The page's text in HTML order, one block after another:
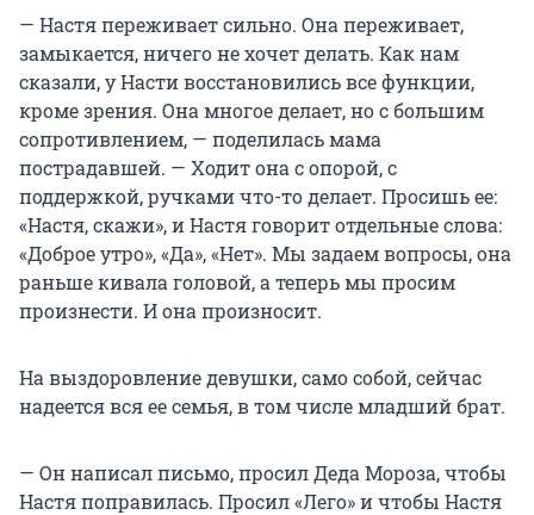
— Настя переживает сильно. Она переживает,
замыкается, ничего не хочет делать. Как нам
сказали, у Насти восстановились все функции,
кроме зрения. Она многое делает, но с большим
сопротивлением, — поделилась мама
пострадавшей. — Ходит она с опорой, с
поддержкой, ручками что-то делает. Просишь ее:
«Настя, скажи», и Настя говорит отдельные слова:
«Доброе утро», «Да», «Нет». Мы задаем вопросы, она
раньше кивала головой, а теперь мы просим
произнести. И она произносит.
На выздоровление девушки, само собой, сейчас
надеется вся ее семья, в том числе младший брат.
— Он написал письмо, просил Деда Мороза, чтобы
Настя поправилась. Просил «Лего» и чтобы Настя